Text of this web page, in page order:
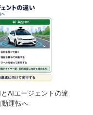
AIエージェントの違
運転へ